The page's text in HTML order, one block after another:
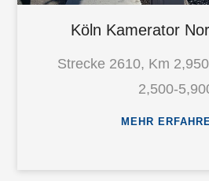
Köln Kamerator
Strecke 2610, Km
2,500-
MEHR